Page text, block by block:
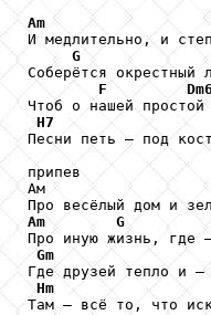
Am
И медлительно, и
G
Соберётся окрестный
F
Dm6
Чтоб о нашей простой
H7
Песни петь – под
припев
Am
G
Про иную жизнь,
Gm
Где друзей тепло и
Hm
Там – всё то, что